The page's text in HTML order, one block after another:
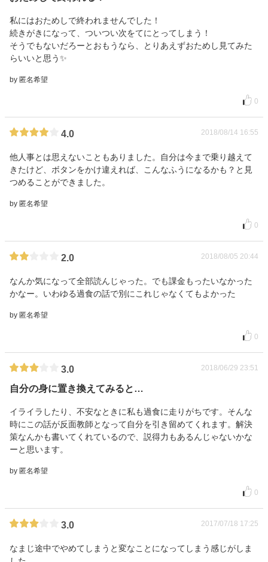
私にはおためしで終われませんでした！
続きがきになって、ついつい次をてにとってしまう！
そうでもないだろーとおもうなら、とりあえずおためし見てみた
らいいと思う✨
by 匿名希望
0
4.0 2018/08/14 16:55
他人事とは思えないこともありました。自分は今まで乗り越えて
きたけど、ボタンをかけ違えれば、こんなふうになるかも？と見
つめることができました。
by 匿名希望
0
2.0 2018/08/05 20:44
なんか気になって全部読んじゃった。でも課金もったいなかった
かなー。いわゆる過食の話で別にこれじゃなくてもよかった
by 匿名希望
0
3.0 2018/06/29 23:51
自分の身に置き換えてみると…
イライラしたり、不安なときに私も過食に走りがちです。そんな
時にこの話が反面教師となって自分を引き留めてくれます。解決
策なんかも書いてくれているので、説得力もあるんじゃないかな
ーと思います。
by 匿名希望
0
3.0 2017/07/18 17:25
なまじ途中でやめてしまうと変なことになってしまう感じがしま